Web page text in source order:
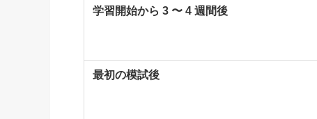
学習開始から 3 〜 4 週間後
最初の模試後